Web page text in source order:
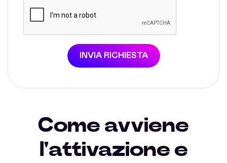
INVIA RICHIESTA
Come avviene
l'attivazione e